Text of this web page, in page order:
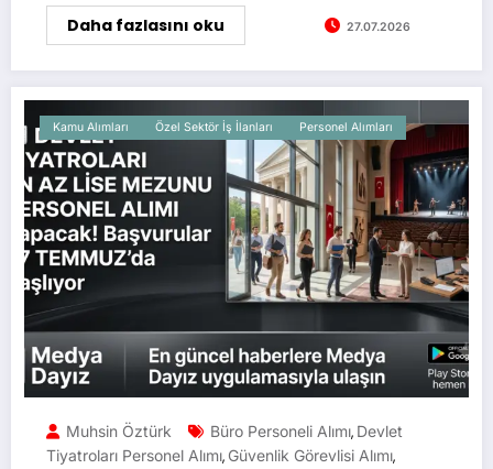
Daha fazlasını oku 27.07.2026
Kamu Alımları Özel Sektör İş İlanları Personel Alımları
Muhsin Öztürk Büro Personeli Alımı, Devlet
Tiyatroları Personel Alımı, Güvenlik Görevlisi Alımı,